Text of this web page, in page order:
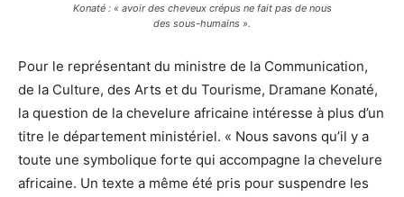
Konaté : « avoir des cheveux crépus ne fait pas de nous
des sous-humains ».
Pour le représentant du ministre de la Communication,
de la Culture, des Arts et du Tourisme, Dramane Konaté,
la question de la chevelure africaine intéresse à plus d’un
titre le département ministériel. « Nous savons qu’il y a
toute une symbolique forte qui accompagne la chevelure
africaine. Un texte a même été pris pour suspendre les